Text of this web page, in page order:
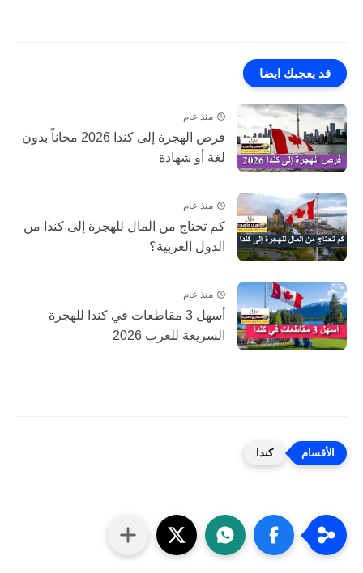
قد يعجبك ايضا
منذ عام
فرص الهجرة إلى كندا 2026 مجاناً بدون
لغة أو شهادة
منذ عام
كم تحتاج من المال للهجرة إلى كندا من
الدول العربية؟
منذ عام
أسهل 3 مقاطعات في كندا للهجرة
السريعة للعرب 2026
كندا